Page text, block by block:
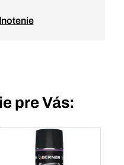
pre Vás: